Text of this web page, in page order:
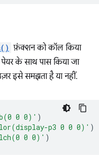
फ़ंक्शन को कॉल किया
के साथ पास किया जा
इसे समझता है या नहीं.
0 0)' )
p3 0 0 0)' )
0 0)' )